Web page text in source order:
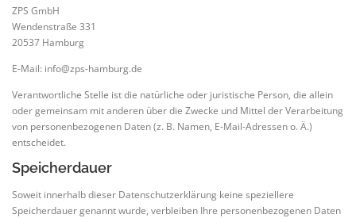
ZPS GmbH
Wendenstraße 331
20537 Hamburg
E-Mail: info@zps-hamburg.de
Verantwortliche Stelle ist die natürliche oder juristische Person, die allein
oder gemeinsam mit anderen über die Zwecke und Mittel der Verarbeitung
von personenbezogenen Daten (z. B. Namen, E-Mail-Adressen o. Ä.)
entscheidet.
Speicherdauer
Soweit innerhalb dieser Datenschutzerklärung keine speziellere
Speicherdauer genannt wurde, verbleiben Ihre personenbezogenen Daten